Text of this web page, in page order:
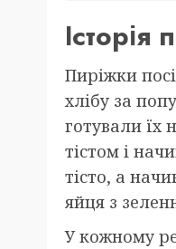
Історія
Пиріжки
хлібу за
готували їх
тістом і
тісто, а
яйця з
У кожному